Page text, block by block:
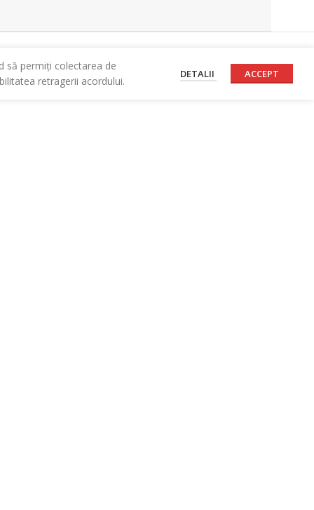
să permiți colectarea de
retragerii acordului.
DETALII ACCEPT